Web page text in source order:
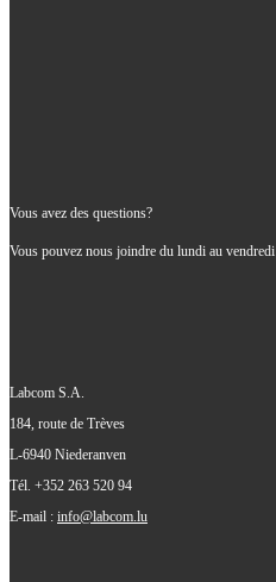
Vous avez des questions?
Vous pouvez nous joindre du lundi au vendredi
Labcom S.A.
184, route de Trèves
L-6940 Niederanven
Tél. +352 263 520 94
E-mail : info@labcom.lu